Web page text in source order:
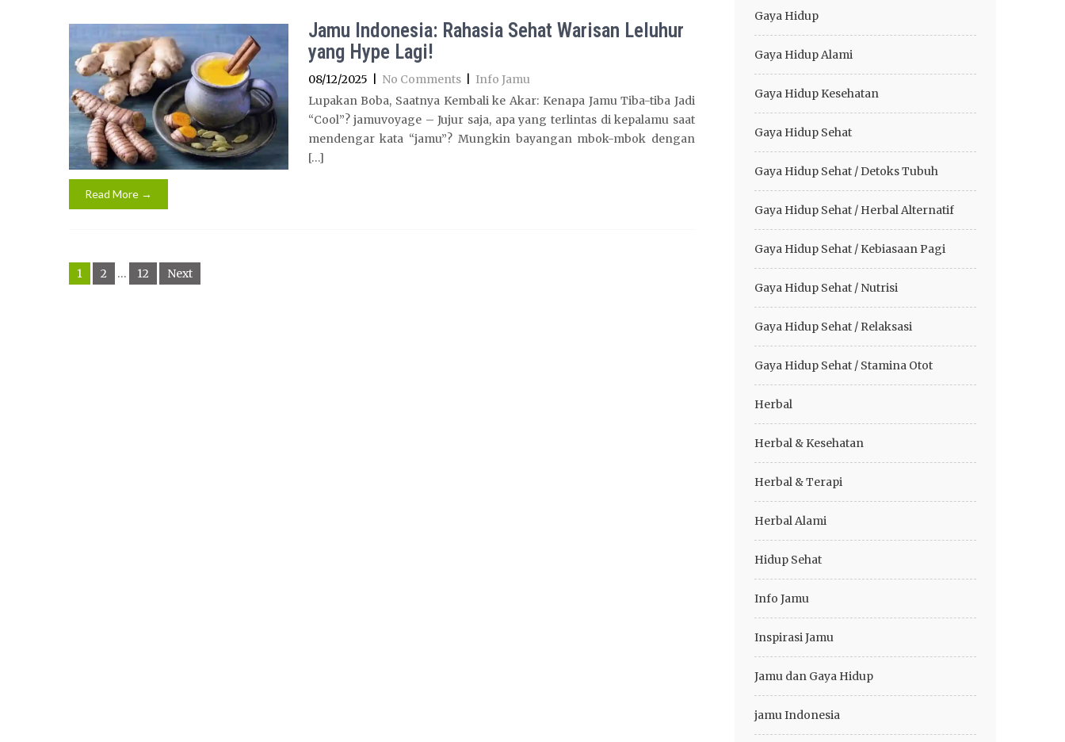
Jamu Indonesia: Rahasia Sehat Warisan Leluhur
yang Hype Lagi!
08/12/2025 No Comments
Info Jamu
Lupakan Boba, Saatnya Kembali ke Akar: Kenapa Jamu Tiba-tiba Jadi
“Cool”? jamuvoyage – Jujur saja, apa yang terlintas di kepalamu saat
mendengar kata “jamu”? Mungkin bayangan mbok-mbok dengan
[…]
Read More →
Posts
pagination
1 2 … 12 Next
Gaya Hidup
Gaya Hidup Alami
Gaya Hidup Kesehatan
Gaya Hidup Sehat
Gaya Hidup Sehat / Detoks Tubuh
Gaya Hidup Sehat / Herbal Alternatif
Gaya Hidup Sehat / Kebiasaan Pagi
Gaya Hidup Sehat / Nutrisi
Gaya Hidup Sehat / Relaksasi
Gaya Hidup Sehat / Stamina Otot
Herbal
Herbal & Kesehatan
Herbal & Terapi
Herbal Alami
Hidup Sehat
Info Jamu
Inspirasi Jamu
Jamu dan Gaya Hidup
jamu Indonesia